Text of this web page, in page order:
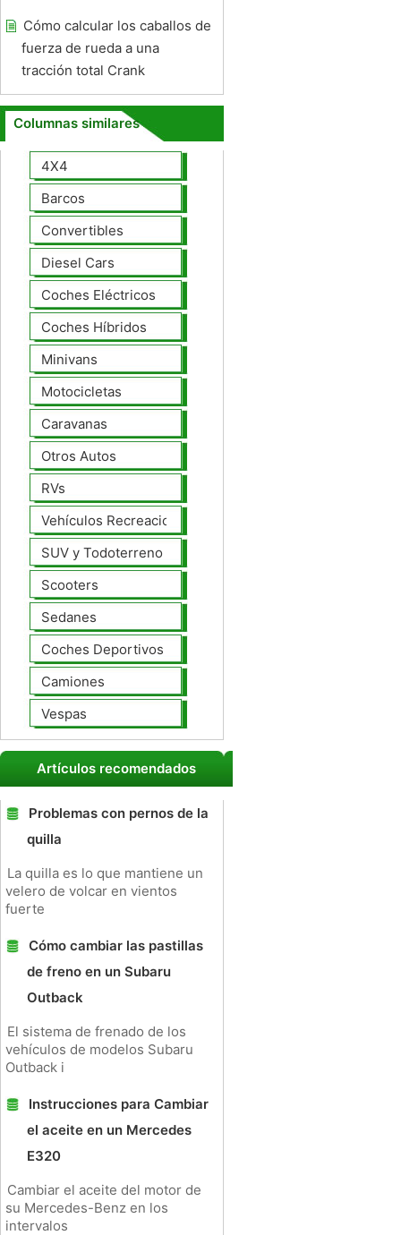
Cómo calcular los caballos de
fuerza de rueda a una
tracción total Crank
Columnas similares
4X4
Barcos
Convertibles
Diesel Cars
Coches Eléctricos
Coches Híbridos
Minivans
Motocicletas
Caravanas
Otros Autos
RVs
Vehículos Recreacionales
SUV y Todoterreno
Scooters
Sedanes
Coches Deportivos
Camiones
Vespas
Artículos recomendados
Problemas con pernos de la
quilla
La quilla es lo que mantiene un
velero de volcar en vientos
fuerte
Cómo cambiar las pastillas
de freno en un Subaru
Outback
El sistema de frenado de los
vehículos de modelos Subaru
Outback i
Instrucciones para Cambiar
el aceite en un Mercedes
E320
Cambiar el aceite del motor de
su Mercedes-Benz en los
intervalos